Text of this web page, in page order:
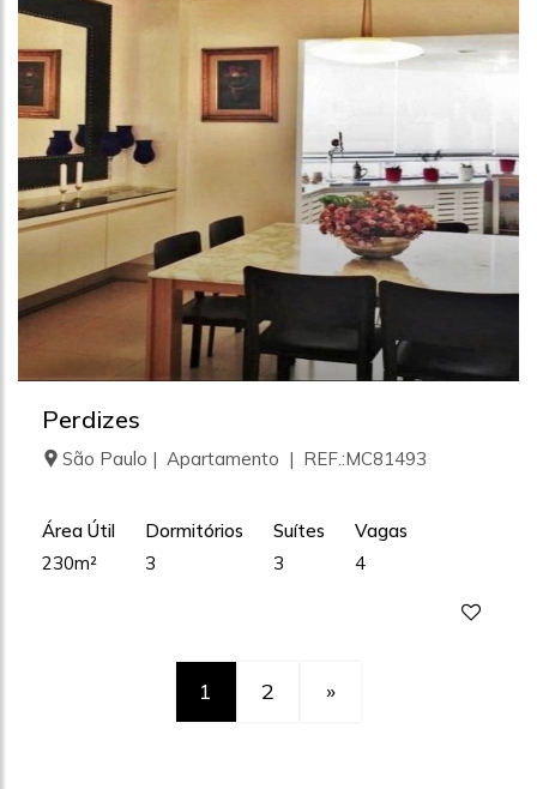
Perdizes
São Paulo | Apartamento | REF.:MC81493
Área Útil
230m²
Dormitórios
3
Suítes
3
Vagas
4
1 2 »